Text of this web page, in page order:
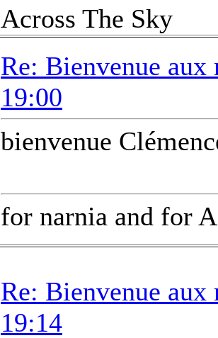
Across The Sky
Re: Bienvenue
19:00
bienvenue
for narnia and for
Re: Bienvenue
19:14